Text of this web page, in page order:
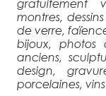
gratuitement
montres,
de verre,
bijoux, photos
anciens,
design,
porcelaines, vins